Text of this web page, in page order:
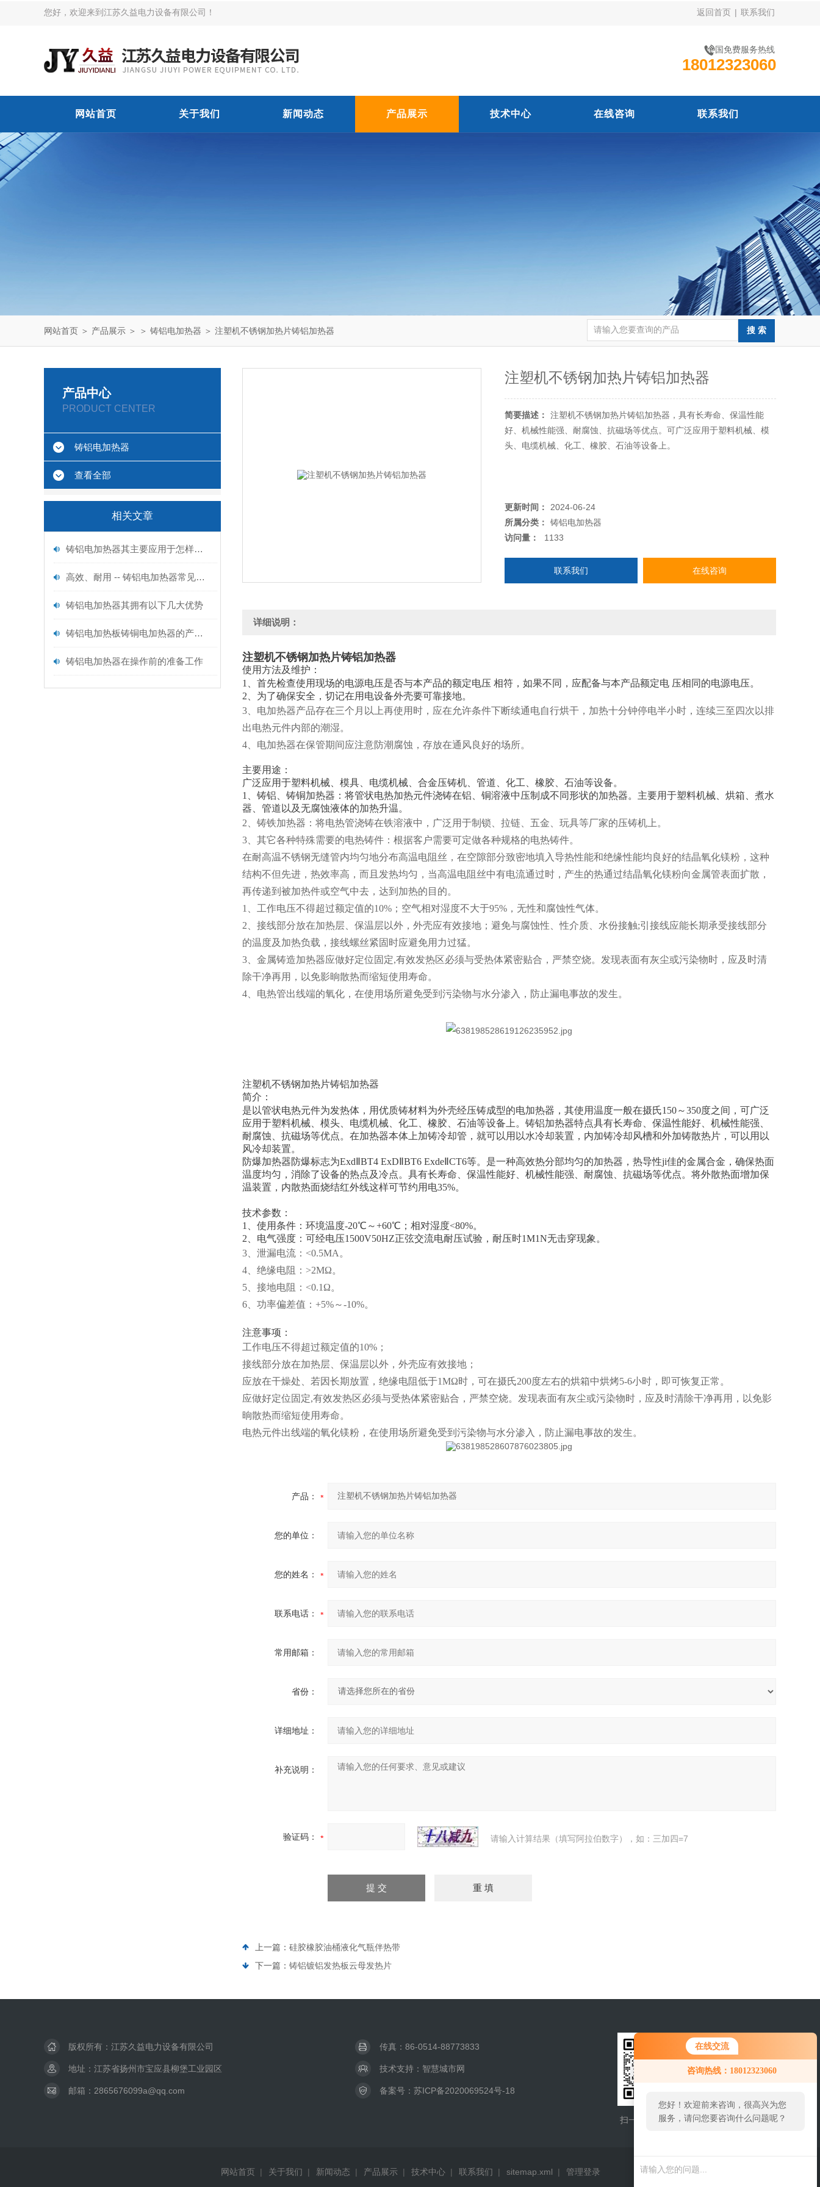
在线交流
咨询热线：18012323060
您好！欢迎前来咨询，很高兴为您
服务，请问您要咨询什么问题呢？
您好，欢迎来到江苏久益电力设备有限公司！ 返回首页 | 联系我们
全国免费服务热线
18012323060
网站首页 关于我们 新闻动态 产品展示 技术中心 在线咨询 联系我们
网站首页 ＞ 产品展示 ＞ ＞ 铸铝电加热器 ＞ 注塑机不锈钢加热片铸铝加热器
产品中心
PRODUCT CENTER
铸铝电加热器
查看全部
相关文章
铸铝电加热器其主要应用于怎样的领域呢？
高效、耐用 -- 铸铝电加热器常见问题及解决方法
铸铝电加热器其拥有以下几大优势
铸铝电加热板铸铜电加热器的产品功能及产品用途
铸铝电加热器在操作前的准备工作
注塑机不锈钢加热片铸铝加热器
简要描述：
注塑机不锈钢加热片铸铝加热器，具有长寿命、保温性能
好、机械性能强、耐腐蚀、抗磁场等优点。可广泛应用于塑料机械、模
头、电缆机械、化工、橡胶、石油等设备上。
更新时间：
2024-06-24
所属分类：
铸铝电加热器
访问量：
1133
联系我们 在线咨询
详细说明：
注塑机不锈钢加热片铸铝加热器
使用方法及维护：
1、首先检查使用现场的电源电压是否与本产品的额定电压 相符，如果不同，应配备与本产品额定电 压相同的电源电压。
2、为了确保安全，切记在用电设备外壳要可靠接地。
3、电加热器产品存在三个月以上再使用时，应在允许条件下断续通电自行烘干，加热十分钟停电半小时，连续三至四次以排
出电热元件内部的潮湿。
4、电加热器在保管期间应注意防潮腐蚀，存放在通风良好的场所。
主要用途：
广泛应用于塑料机械、模具、电缆机械、合金压铸机、管道、化工、橡胶、石油等设备。
1、铸铝、铸铜加热器：将管状电热加热元件浇铸在铝、铜溶液中压制成不同形状的加热器。主要用于塑料机械、烘箱、煮水
器、管道以及无腐蚀液体的加热升温。
2、铸铁加热器：将电热管浇铸在铁溶液中，广泛用于制锁、拉链、五金、玩具等厂家的压铸机上。
3、其它各种特殊需要的电热铸件：根据客户需要可定做各种规格的电热铸件。
在耐高温不锈钢无缝管内均匀地分布高温电阻丝，在空隙部分致密地填入导热性能和绝缘性能均良好的结晶氧化镁粉，这种
结构不但先进，热效率高，而且发热均匀，当高温电阻丝中有电流通过时，产生的热通过结晶氧化镁粉向金属管表面扩散，
再传递到被加热件或空气中去，达到加热的目的。
1、工作电压不得超过额定值的10%；空气相对湿度不大于95%，无性和腐蚀性气体。
2、接线部分放在加热层、保温层以外，外壳应有效接地；避免与腐蚀性、性介质、水份接触;引接线应能长期承受接线部分
的温度及加热负载，接线螺丝紧固时应避免用力过猛。
3、金属铸造加热器应做好定位固定,有效发热区必须与受热体紧密贴合，严禁空烧。发现表面有灰尘或污染物时，应及时清
除干净再用，以免影晌散热而缩短使用寿命。
4、电热管出线端的氧化，在使用场所避免受到污染物与水分渗入，防止漏电事故的发生。
注塑机不锈钢加热片铸铝加热器
简介：
是以管状电热元件为发热体，用优质铸材料为外壳经压铸成型的电加热器，其使用温度一般在摄氏150～350度之间，可广泛
应用于塑料机械、模头、电缆机械、化工、橡胶、石油等设备上。铸铝加热器特点具有长寿命、保温性能好、机械性能强、
耐腐蚀、抗磁场等优点。在加热器本体上加铸冷却管，就可以用以水冷却装置，内加铸冷却风槽和外加铸散热片，可以用以
风冷却装置。
防爆加热器防爆标志为ExdⅡBT4 ExDⅡBT6 ExdeⅡCT6等。是一种高效热分部均匀的加热器，热导性ji佳的金属合金，确保热面
温度均匀，消除了设备的热点及冷点。具有长寿命、保温性能好、机械性能强、耐腐蚀、抗磁场等优点。将外散热面增加保
温装置，内散热面烧结红外线这样可节约用电35%。
技术参数：
1、使用条件：环境温度-20℃～+60℃；相对湿度<80%。
2、电气强度：可经电压1500V50HZ正弦交流电耐压试验，耐压时1M1N无击穿现象。
3、泄漏电流：<0.5MA。
4、绝缘电阻：>2MΩ。
5、接地电阻：<0.1Ω。
6、功率偏差值：+5%～-10%。
注意事项：
工作电压不得超过额定值的10%；
接线部分放在加热层、保温层以外，外壳应有效接地；
应放在干燥处、若因长期放置，绝缘电阻低于1MΩ时，可在摄氏200度左右的烘箱中烘烤5-6小时，即可恢复正常。
应做好定位固定,有效发热区必须与受热体紧密贴合，严禁空烧。发现表面有灰尘或污染物时，应及时清除干净再用，以免影
晌散热而缩短使用寿命。
电热元件出线端的氧化镁粉，在使用场所避免受到污染物与水分渗入，防止漏电事故的发生。
产品：
您的单位：
您的姓名：
联系电话：
常用邮箱：
省份：
详细地址：
补充说明：
验证码： 请输入计算结果（填写阿拉伯数字），如：三加四=7
上一篇： 硅胶橡胶油桶液化气瓶伴热带
下一篇： 铸铝镀铝发热板云母发热片
手机查看
扫一扫，添加微信
版权所有：江苏久益电力设备有限公司 传真：86-0514-88773833
地址：江苏省扬州市宝应县柳堡工业园区 技术支持： 智慧城市网
邮箱：2865676099a@qq.com 备案号： 苏ICP备2020069524号-18
网站首页 | 关于我们 | 新闻动态 | 产品展示 | 技术中心 | 联系我们 | sitemap.xml | 管理登录